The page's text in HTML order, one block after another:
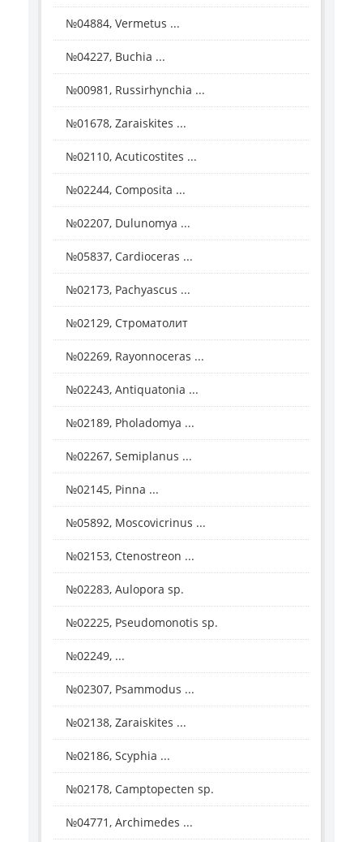
№04884, Vermetus ...
№04227, Buchia ...
№00981, Russirhynchia ...
№01678, Zaraiskites ...
№02110, Acuticostites ...
№02244, Composita ...
№02207, Dulunomya ...
№05837, Cardioceras ...
№02173, Pachyascus ...
№02129, Строматолит
№02269, Rayonnoceras ...
№02243, Antiquatonia ...
№02189, Pholadomya ...
№02267, Semiplanus ...
№02145, Pinna ...
№05892, Moscovicrinus ...
№02153, Ctenostreon ...
№02283, Aulopora sp.
№02225, Pseudomonotis sp.
№02249, ...
№02307, Psammodus ...
№02138, Zaraiskites ...
№02186, Scyphia ...
№02178, Camptopecten sp.
№04771, Archimedes ...